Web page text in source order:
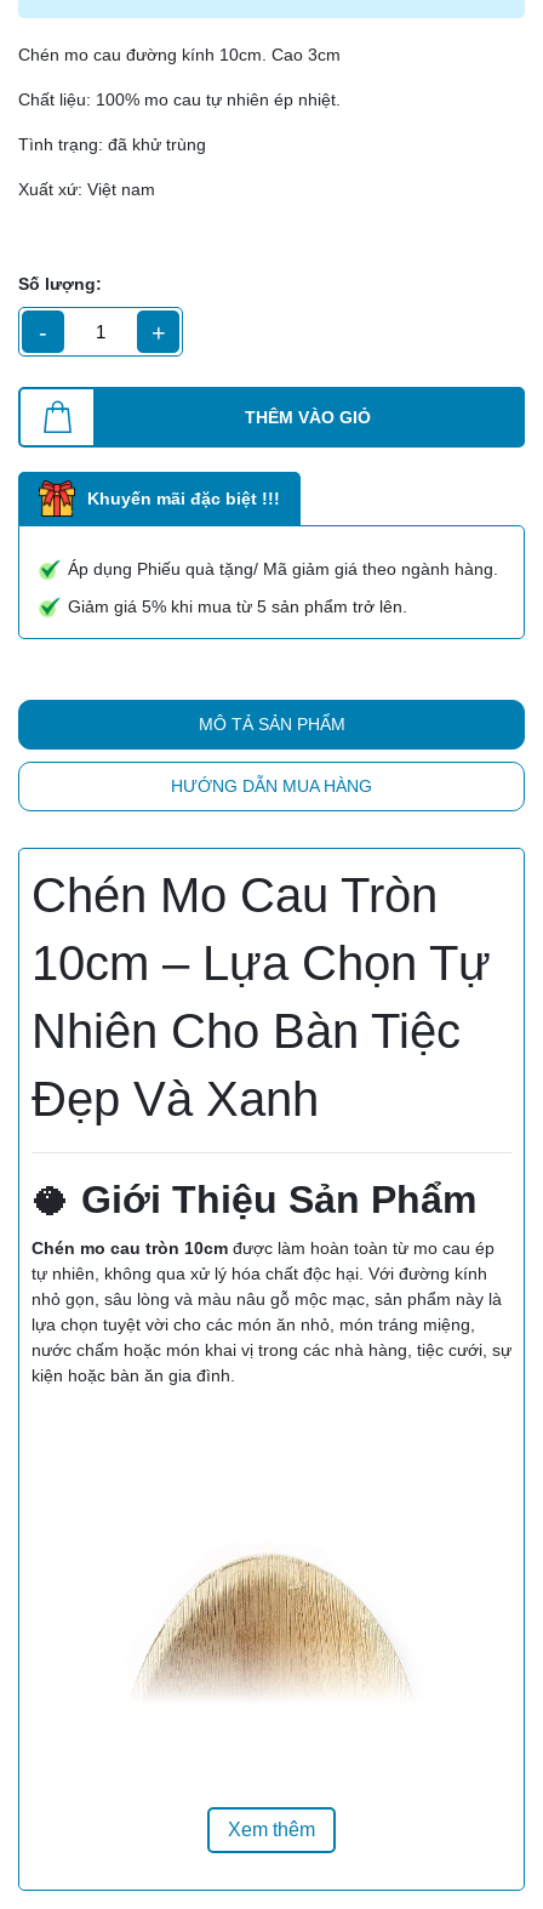
Chén mo cau đường kính 10cm. Cao 3cm
Chất liệu: 100% mo cau tự nhiên ép nhiệt.
Tình trạng: đã khử trùng
Xuất xứ: Việt nam
Số lượng:
- +
THÊM VÀO GIỎ
Khuyến mãi đặc biệt !!!
Áp dụng Phiếu quà tặng/ Mã giảm giá theo ngành hàng.
Giảm giá 5% khi mua từ 5 sản phẩm trở lên.
MÔ TẢ SẢN PHẨM
HƯỚNG DẪN MUA HÀNG
Chén Mo Cau Tròn
10cm – Lựa Chọn Tự
Nhiên Cho Bàn Tiệc
Đẹp Và Xanh
🥥 Giới Thiệu Sản Phẩm
Chén mo cau tròn 10cm được làm hoàn toàn từ mo cau ép
tự nhiên, không qua xử lý hóa chất độc hại. Với đường kính
nhỏ gọn, sâu lòng và màu nâu gỗ mộc mạc, sản phẩm này là
lựa chọn tuyệt vời cho các món ăn nhỏ, món tráng miệng,
nước chấm hoặc món khai vị trong các nhà hàng, tiệc cưới, sự
kiện hoặc bàn ăn gia đình.
Xem thêm